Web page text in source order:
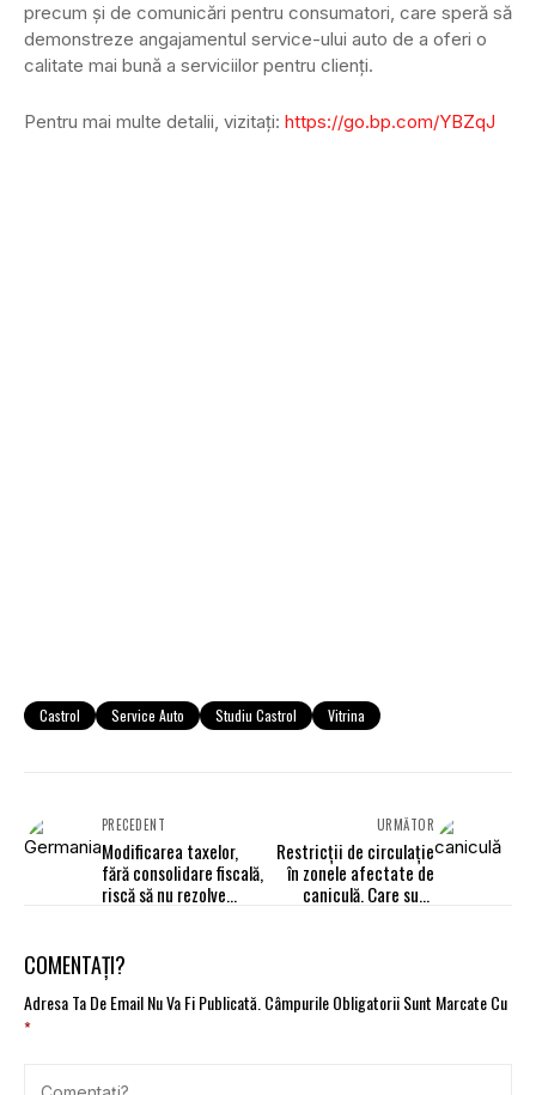
precum și de comunicări pentru consumatori, care speră să
demonstreze angajamentul service-ului auto de a oferi o
calitate mai bună a serviciilor pentru clienți.
Pentru mai multe detalii, vizitați: https://go.bp.com/YBZqJ
Castrol Service Auto Studiu Castrol Vitrina
PRECEDENT
Modificarea taxelor,
fără consolidare fiscală,
riscă să nu rezolve
URMĂTOR
Restricții de circulație
în zonele afectate de
caniculă. Care sunt
COMENTAȚI?
Adresa Ta De Email Nu Va Fi Publicată.Câmpurile Obligatorii Sunt Marcate Cu
*